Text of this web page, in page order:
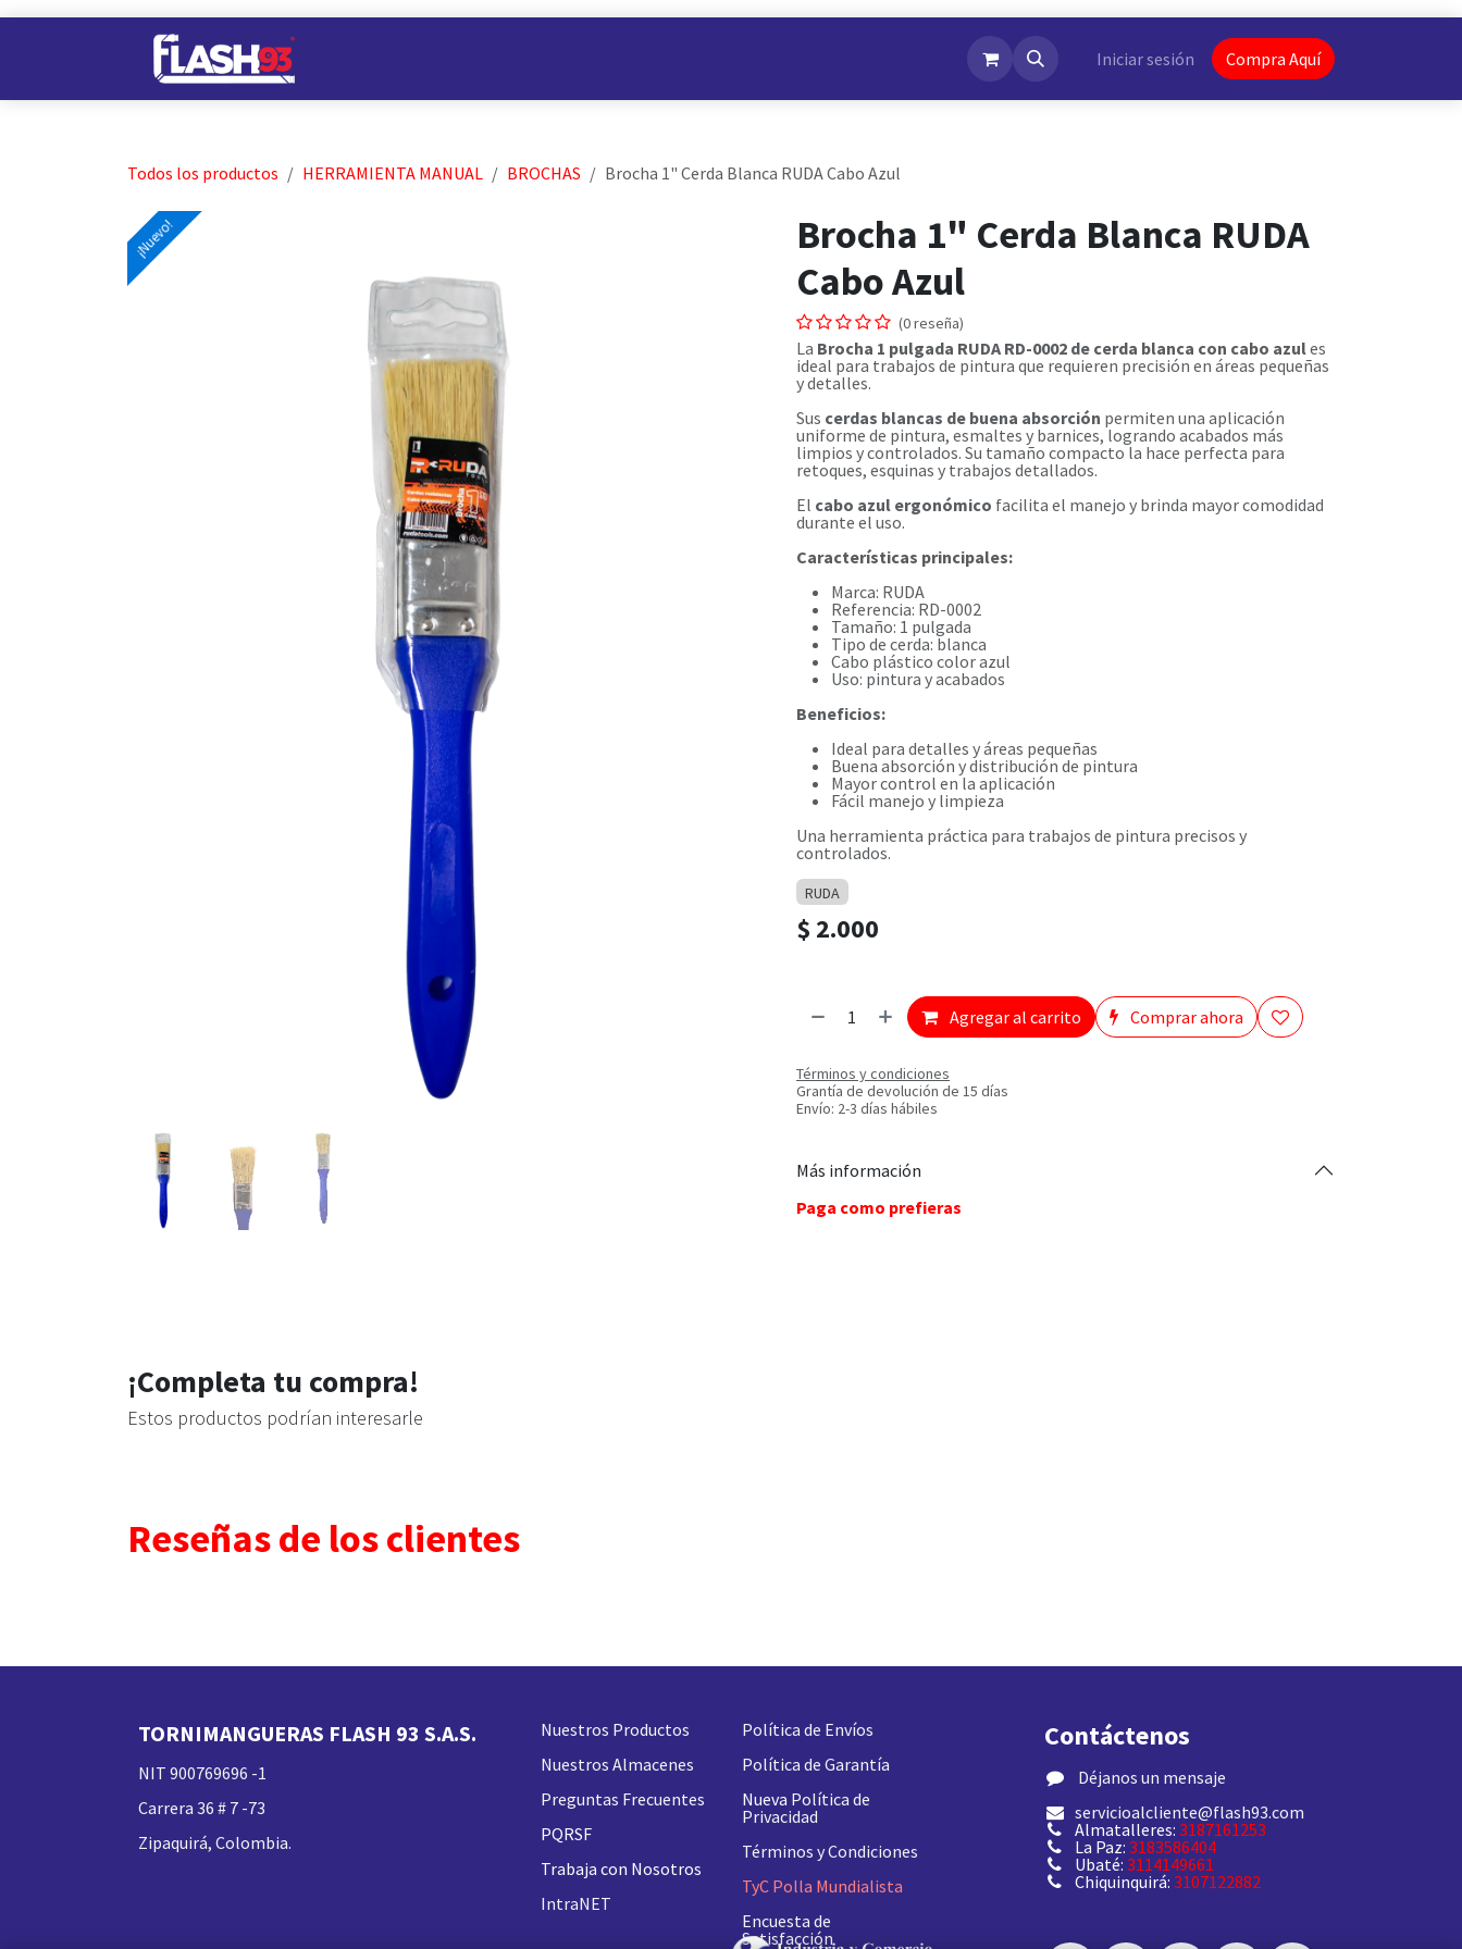
NotiFlash Iniciar sesión Compra Aquí
Todos los productos HERRAMIENTA MANUAL BROCHAS Brocha 1" Cerda Blanca RUDA Cabo Azul
¡Nuevo!
¡Nuevo!
Brocha 1" Cerda Blanca RUDA
Cabo Azul
(0 reseña)
La Brocha 1 pulgada RUDA RD-0002 de cerda blanca con cabo azules
ideal para trabajos de pintura que requieren precisión en áreas pequeñas
y detalles.
Sus cerdas blancas de buena absorción permiten una aplicación
uniforme de pintura, esmaltes y barnices, logrando acabados más
limpios y controlados. Su tamaño compacto la hace perfecta para
retoques, esquinas y trabajos detallados.
El cabo azul ergonómico facilita el manejo y brinda mayor comodidad
durante el uso.
Características principales:
Marca: RUDA
Referencia: RD-0002
Tamaño: 1 pulgada
Tipo de cerda: blanca
Cabo plástico color azul
Uso: pintura y acabados
Beneficios:
Ideal para detalles y áreas pequeñas
Buena absorción y distribución de pintura
Mayor control en la aplicación
Fácil manejo y limpieza
Una herramienta práctica para trabajos de pintura precisos y
controlados.
RUDA
$ 2.000
Agregar al carrito Comprar ahora
Términos y condiciones
Grantía de devolución de 15 días
Envío: 2-3 días hábiles
Más información
Paga como prefieras
¡Completa tu compra!
Estos productos podrían interesarle
Reseñas de los clientes
Contáctenos
​ Déjanos un mensaje
servicioalcliente@flash93.com
Almatalleres: 3187161253
La Paz: 3183586404
Ubaté: 3114149661
Chiquinquirá: 3107122882
TORNIMANGUERAS FLASH 93 S.A.S.
NIT 900769696 -1
Carrera 36 # 7 -73
Zipaquirá, Colombia.
Política de Envíos
Política de Garantía
Nueva Política de
Privacidad
Términos y Condiciones
TyC Polla Mundialista
Encuesta de
Satisfacción
Nuestros Productos
Nuestros Almacenes
Preguntas Frecuentes
PQRSF
Trabaja con Nosotros
IntraNET